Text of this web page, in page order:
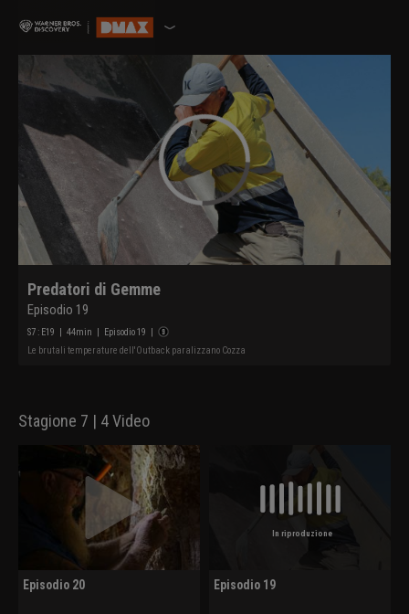
Predatori di Gemme
Episodio 19
S7 : E19 | 44min | Episodio 19 |
Le brutali temperature dell'Outback paralizzano Cozza
Stagione 7 | 4 Video
Episodio 20
In riproduzione
Episodio 19